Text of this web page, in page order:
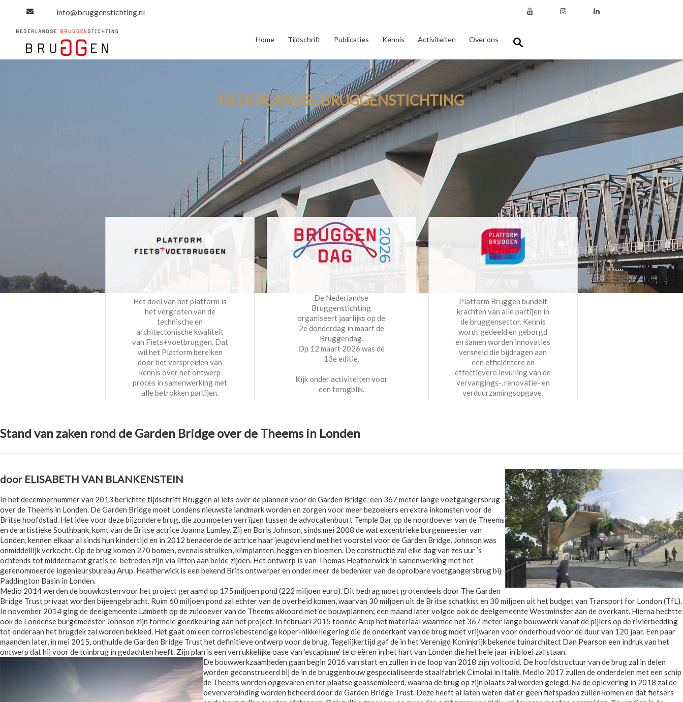
info@bruggenstichting.nl
Home Tijdschrift Publicaties Kennis Activiteiten Over ons
NEDERLANDSE BRUGGENSTICHTING
Het doel van het platform is
het vergroten van de
technische en
architectonische kwaliteit
van Fiets+voetbruggen. Dat
wil het Platform bereiken
door het verspreiden van
kennis over het ontwerp
proces in samenwerking met
alle betrokken partijen.
De Nederlandse
Bruggenstichting
organiseert jaarlijks op de
2e donderdag in maart de
Bruggendag.
Op 12 maart 2026 was de
13e editie.
Kijk onder activiteiten voor
een terugblik.
Platform Bruggen bundelt
krachten van alle partijen in
de bruggensector. Kennis
wordt gedeeld en geborgd
en samen worden innovaties
versneld die bijdragen aan
een efficiëntere en
effectievere invulling van de
vervangings-, renovatie- en
verduurzamingsopgave.
Stand van zaken rond de Garden Bridge over de Theems in Londen
door ELISABETH VAN BLANKENSTEIN
In het decembernummer van 2013 berichtte tijdschrift Bruggen al iets over de plannen voor de Garden Bridge, een 367 meter lange voetgangersbrug
over de Theems in Londen. De Garden Bridge moet Londens nieuwste landmark worden en zorgen voor meer bezoekers en extra inkomsten voor de
Britse hoofdstad. Het idee voor deze bijzondere brug, die zou moeten verrijzen tussen de advocatenbuurt Temple Bar op de noordoever van de Theems
en de artistieke Southbank, komt van de Britse actrice Joanna Lumley. Zij en Boris Johnson, sinds mei 2008 de wat excentrieke burgemeester van
Londen, kennen elkaar al sinds hun kindertijd en in 2012 benaderde de actrice haar jeugdvriend met het voorstel voor de Garden Bridge. Johnson was
onmiddellijk verkocht. Op de brug komen 270 bomen, evenals struiken, klimplanten, heggen en bloemen. De constructie zal elke dag van zes uur ’s
ochtends tot middernacht gratis te betreden zijn via liften aan beide zijden. Het ontwerp is van Thomas Heatherwick in samenwerking met het
gerenommeerde ingenieursbureau Arup. Heatherwick is een bekend Brits ontwerper en onder meer de bedenker van de oprolbare voetgangersbrug bij
Paddington Basin in Londen.
Medio 2014 werden de bouwkosten voor het project geraamd op 175 miljoen pond (222 miljoen euro). Dit bedrag moet grotendeels door The Garden
Bridge Trust privaat worden bijeengebracht. Ruim 60 miljoen pond zal echter van de overheid komen, waarvan 30 miljoen uit de Britse schatkist en 30 miljoen uit het budget van Transport for London (TfL).
In november 2014 ging de deelgemeente Lambeth op de zuidoever van de Theems akkoord met de bouwplannen; een maand later volgde ook de deelgemeente Westminster aan de overkant. Hierna hechtte
ook de Londense burgemeester Johnson zijn formele goedkeuring aan het project. In februari 2015 toonde Arup het materiaal waarmee het 367 meter lange bouwwerk vanaf de pijlers op de rivierbedding
tot onderaan het brugdek zal worden bekleed. Het gaat om een corrosiebestendige koper-nikkellegering die de onderkant van de brug moet vrijwaren voor onderhoud voor de duur van 120 jaar. Een paar
maanden later, in mei 2015, onthulde de Garden Bridge Trust het definitieve ontwerp voor de brug. Tegelijkertijd gaf de in het Verenigd Koninkrijk bekende tuinarchitect Dan Pearson een indruk van het
ontwerp dat hij voor de tuinbrug in gedachten heeft. Zijn plan is een verrukkelijke oase van ‘escapisme’ te creëren in het hart van Londen die het hele jaar in bloei zal staan.
De bouwwerkzaamheden gaan begin 2016 van start en zullen in de loop van 2018 zijn voltooid. De hoofdstructuur van de brug zal in delen
worden geconstrueerd bij de in de bruggenbouw gespecialiseerde staalfabriek Cimolai in Italië. Medio 2017 zullen de onderdelen met een schip
de Theems worden opgevaren en ter plaatse geassembleerd, waarna de brug op zijn plaats zal worden gelegd. Na de oplevering in 2018 zal de
oeververbinding worden beheerd door de Garden Bridge Trust. Deze heeft al laten weten dat er geen fietspaden zullen komen en dat fietsers